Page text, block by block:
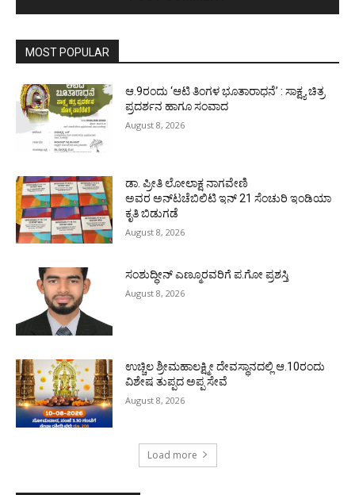
MOST POPULAR
ಆ.9ರಂದು ‘ಆಟಿ ತಿಂಗಳ ಭೂತಾರಾಧನೆ’ : ಸಾಕ್ಷ್ಯ ಚಿತ್ರ
ಪ್ರದರ್ಶನ ಹಾಗೂ ಸಂವಾದ
August 8, 2026
ಡಾ. ಪ್ರೀತಿ ಲೋಲಾಕ್ಷ ನಾಗವೇಣಿ
ಅವರ ಅನ್‌ಟಚೆಬಿಲಿಟಿ ಇನ್ 21 ಸೆಂಚುರಿ ಇಂಡಿಯಾ
ಕೃತಿ ಬಿಡುಗಡೆ
August 8, 2026
ಸಂಶುದ್ಧೀನ್ ಎಣ್ಮೂರವರಿಗೆ ಪ.ಗೋ ಪ್ರಶಸ್ತಿ
August 8, 2026
ಉಚ್ಚಿಲ ಶ್ರೀಮಹಾಲಕ್ಷ್ಮೀ ದೇವಸ್ಥಾನದಲ್ಲಿ ಆ.10ರಂದು
ವಿಶೇಷ ತುಪ್ಪದ ಅಪ್ಪ ಸೇವೆ
August 8, 2026
Load more